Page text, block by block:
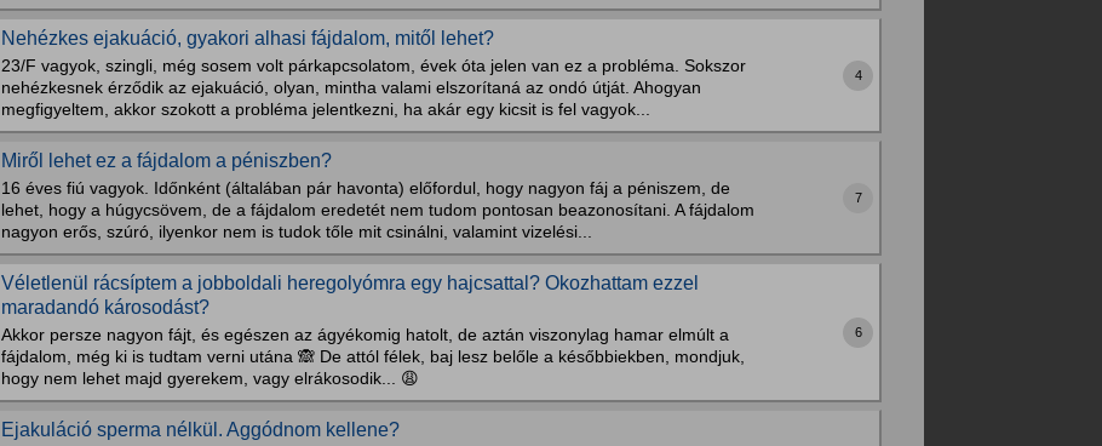
Nehézkes ejakuáció, gyakori alhasi fájdalom, mitől lehet?
23/F vagyok, szingli, még sosem volt párkapcsolatom, évek óta jelen van ez a probléma. Sokszor
nehézkesnek érződik az ejakuáció, olyan, mintha valami elszorítaná az ondó útját. Ahogyan
megfigyeltem, akkor szokott a probléma jelentkezni, ha akár egy kicsit is fel vagyok...
4
Miről lehet ez a fájdalom a péniszben?
16 éves fiú vagyok. Időnként (általában pár havonta) előfordul, hogy nagyon fáj a péniszem, de
lehet, hogy a húgycsövem, de a fájdalom eredetét nem tudom pontosan beazonosítani. A fájdalom
nagyon erős, szúró, ilyenkor nem is tudok tőle mit csinálni, valamint vizelési...
7
Véletlenül rácsíptem a jobboldali heregolyómra egy hajcsattal? Okozhattam ezzel
maradandó károsodást?
Akkor persze nagyon fájt, és egészen az ágyékomig hatolt, de aztán viszonylag hamar elmúlt a
fájdalom, még ki is tudtam verni utána 🙈 De attól félek, baj lesz belőle a későbbiekben, mondjuk,
hogy nem lehet majd gyerekem, vagy elrákosodik... 😩
6
Ejakuláció sperma nélkül. Aggódnom kellene?